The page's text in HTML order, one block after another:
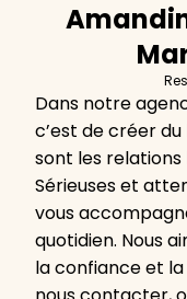
Dans notre
c’est de créer
sont les
Sérieuses et
vous
quotidien. Nous
la confiance et